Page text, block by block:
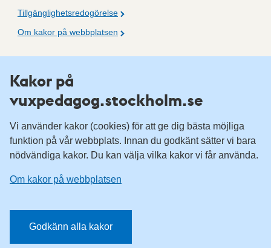
Tillgänglighetsredogörelse
Om kakor på webbplatsen
Fler resurser
Vuxenutbildning Stockholm
Information för leverantörsskolor
Sociala medier
Vuxenutbildning Stockholm, Instagram
Har du tips på vad vi borde publicera på webbplatsen? Mejla
Kakor på
vuxpedagog.stockholm.se
Vi använder kakor (cookies) för att ge dig bästa möjliga
funktion på vår webbplats. Innan du godkänt sätter vi bara
nödvändiga kakor. Du kan välja vilka kakor vi får använda.
Om kakor på webbplatsen
Godkänn alla kakor